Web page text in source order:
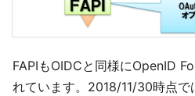
FAPIもOIDCと同様にOpenID
れています。2018/11/30時点